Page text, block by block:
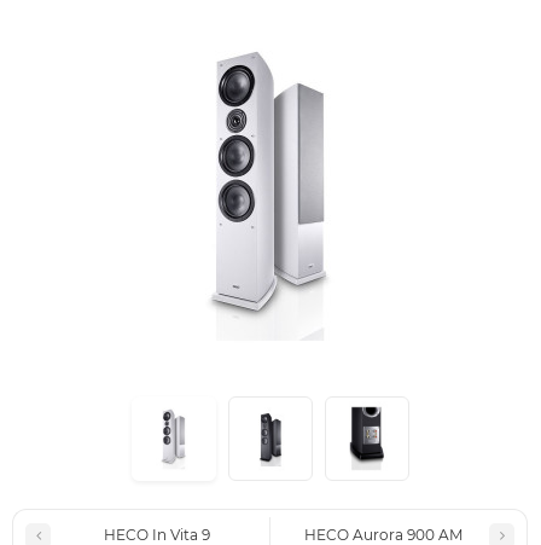
HECO In Vita 9 HECO Aurora 900 AM